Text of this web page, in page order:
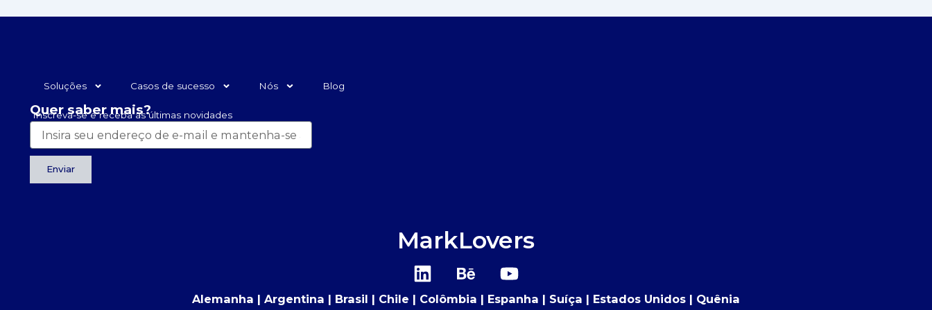
Soluções Casos de sucesso Nós Blog
Quer saber mais?
Inscreva-se e receba as últimas novidades
Enviar
MarkLovers
L
i
n
B
e
h
Y
o
u
Alemanha | Argentina | Brasil | Chile | Colômbia | Espanha | Suíça | Estados Unidos | Quênia